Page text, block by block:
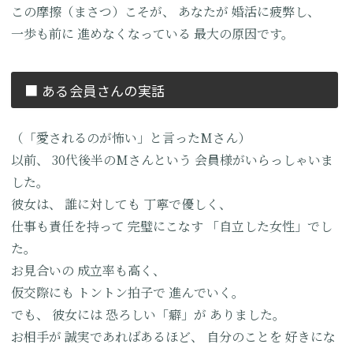
この摩擦（まさつ）こそが、
あなたが 婚活に疲弊し、
一歩も前に 進めなくなっている 最大の原因です。
■ ある会員さんの実話
（「愛されるのが怖い」と言ったMさん）
以前、
30代後半のMさんという 会員様がいらっしゃいま
した。
彼女は、
誰に対しても 丁寧で優しく、
仕事も責任を持って 完璧にこなす
「自立した女性」でし
た。
お見合いの 成立率も高く、
仮交際にも トントン拍子で 進んでいく。
でも、
彼女には恐ろしい「癖」が ありました。
お相手が 誠実であればあるほど、 自分のことを 好きにな